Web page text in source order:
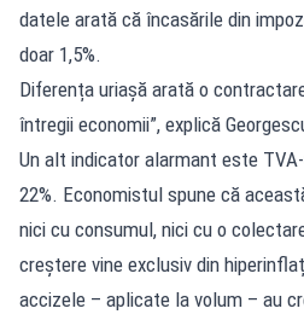
datele arată că încasările din
doar 1,5%.
Diferența uriașă arată o
întregii economii”, explică
Un alt indicator alarmant este
22%. Economistul spune că
nici cu consumul, nici cu o
creștere vine exclusiv din
accizele – aplicate la volum – au